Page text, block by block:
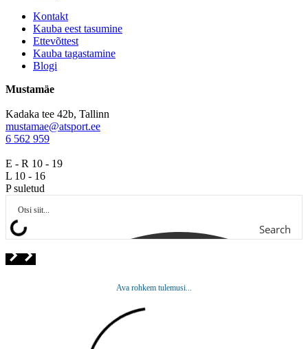
Kontakt
Kauba eest tasumine
Ettevõttest
Kauba tagastamine
Blogi
Mustamäe
Kadaka tee 42b, Tallinn
mustamae@atsport.ee
6 562 959
E - R 10 - 19
L 10 - 16
P suletud
Search
Ava rohkem tulemusi...